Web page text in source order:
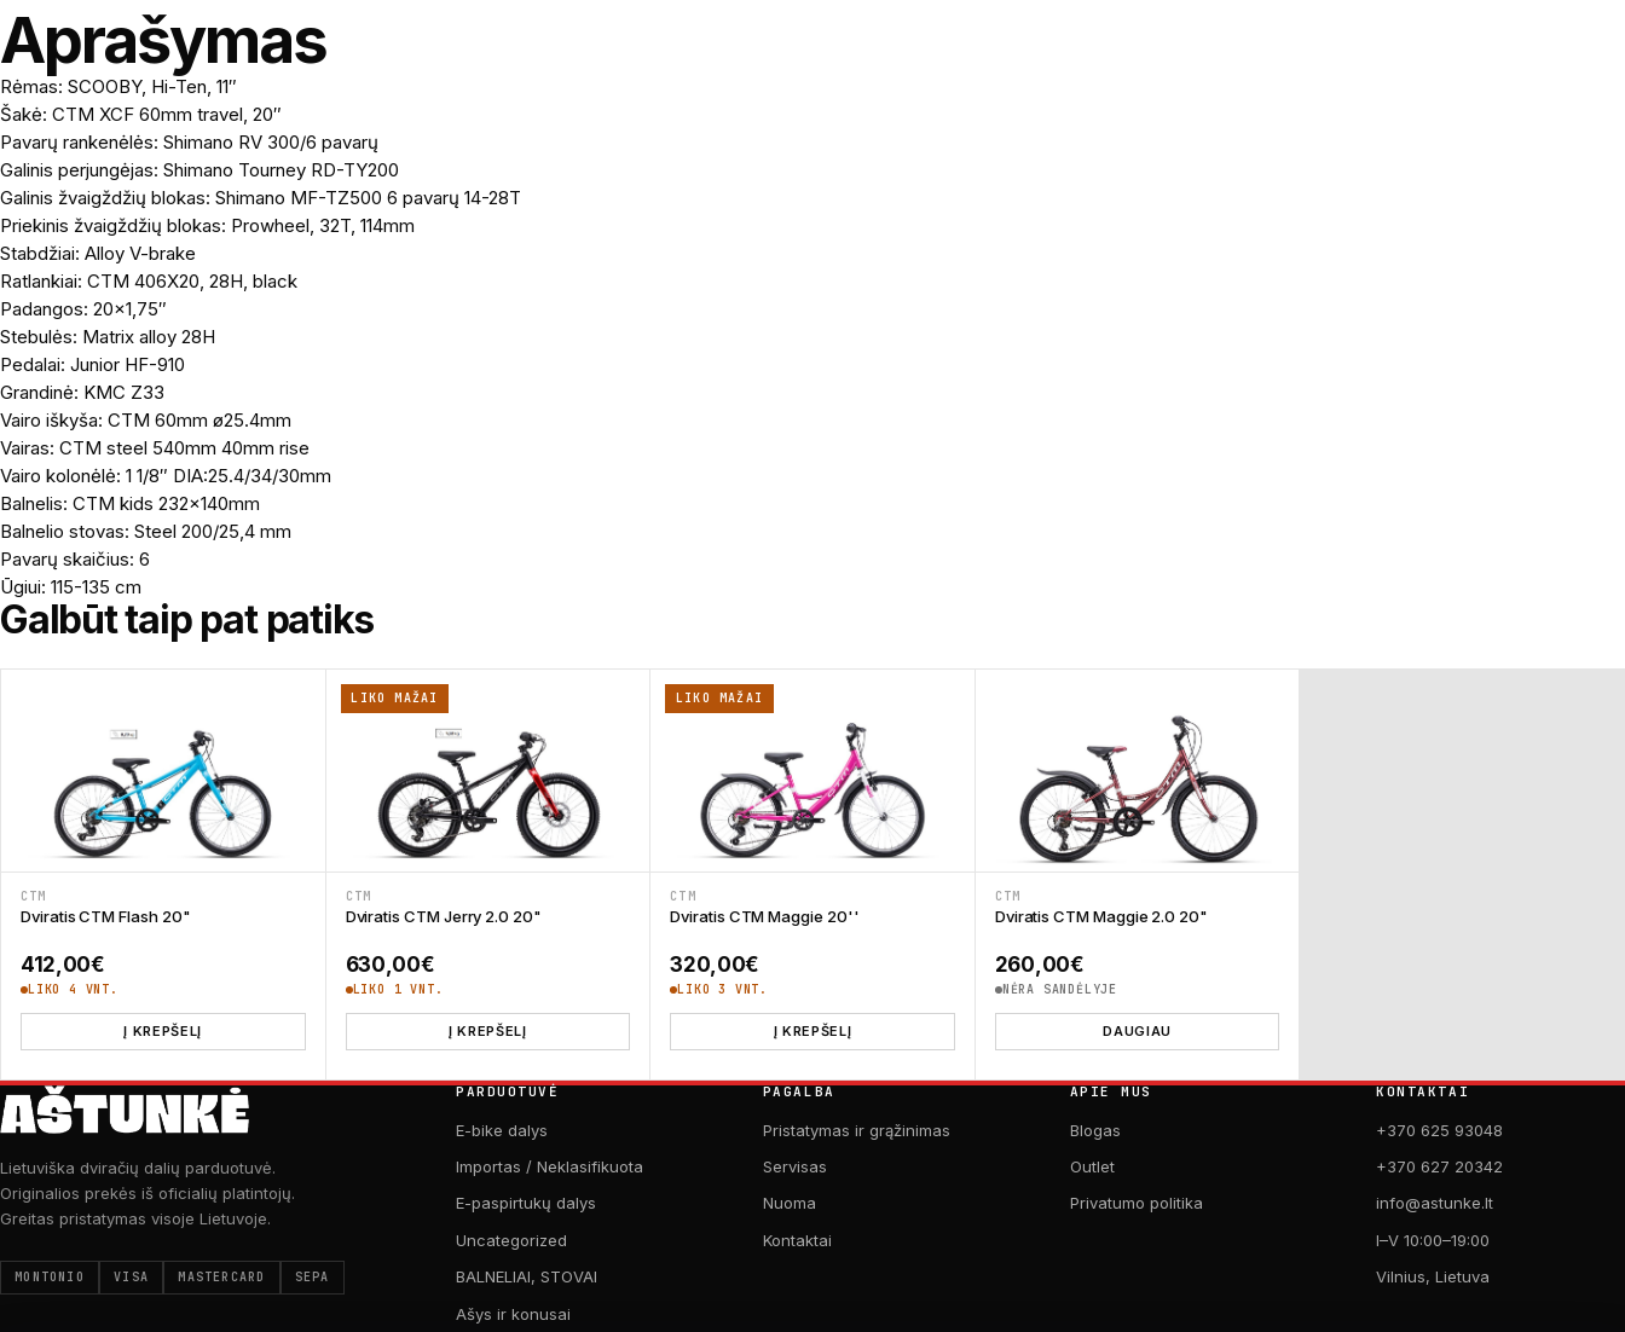
Aprašymas
Rėmas: SCOOBY, Hi-Ten, 11″
Šakė: CTM XCF 60mm travel, 20″
Pavarų rankenėlės: Shimano RV 300/6 pavarų
Galinis perjungėjas: Shimano Tourney RD-TY200
Galinis žvaigždžių blokas: Shimano MF-TZ500 6 pavarų 14-28T
Priekinis žvaigždžių blokas: Prowheel, 32T, 114mm
Stabdžiai: Alloy V-brake
Ratlankiai: CTM 406X20, 28H, black
Padangos: 20×1,75″
Stebulės: Matrix alloy 28H
Pedalai: Junior HF-910
Grandinė: KMC Z33
Vairo iškyša: CTM 60mm ø25.4mm
Vairas: CTM steel 540mm 40mm rise
Vairo kolonėlė: 1 1/8″ DIA:25.4/34/30mm
Balnelis: CTM kids 232x140mm
Balnelio stovas: Steel 200/25,4 mm
Pavarų skaičius: 6
Ūgiui: 115-135 cm
Galbūt taip pat patiks
CTM
Dviratis CTM Flash 20"
412,00€
LIKO 4 VNT.
Į KREPŠELĮ
LIKO MAŽAI
CTM
Dviratis CTM Jerry 2.0 20"
630,00€
LIKO 1 VNT.
Į KREPŠELĮ
LIKO MAŽAI
CTM
Dviratis CTM Maggie 20''
320,00€
LIKO 3 VNT.
Į KREPŠELĮ
CTM
Dviratis CTM Maggie 2.0 20"
260,00€
NĖRA SANDĖLYJE
DAUGIAU
Lietuviška dviračių dalių parduotuvė.
Originalios prekės iš oficialių platintojų.
Greitas pristatymas visoje Lietuvoje.
MONTONIO VISA MASTERCARD SEPA
PARDUOTUVĖ
E-bike dalys
Importas / Neklasifikuota
E-paspirtukų dalys
Uncategorized
BALNELIAI, STOVAI
Ašys ir konusai
PAGALBA
Pristatymas ir grąžinimas
Servisas
Nuoma
Kontaktai
APIE MUS
Blogas
Outlet
Privatumo politika
KONTAKTAI
+370 625 93048
+370 627 20342
info@astunke.lt
I–V 10:00–19:00
Vilnius, Lietuva